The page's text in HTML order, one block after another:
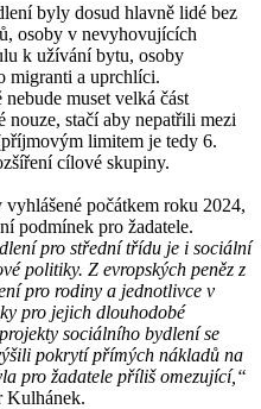
byly dosud hlavně lidé bez
osoby v nevyhovujících
k užívání bytu, osoby
migranti a uprchlíci.
muset velká část
stačí aby nepatřili mezi
limitem je tedy 6.
cílové skupiny.
počátkem roku 2024,
podmínek pro žadatele.
pro střední třídu je i sociální
politiky. Z evropských peněz z
pro rodiny a jednotlivce v
pro jejich dlouhodobé
sociálního bydlení se
pokrytí přímých nákladů na
pro žadatele příliš omezující,“
Kulhánek.